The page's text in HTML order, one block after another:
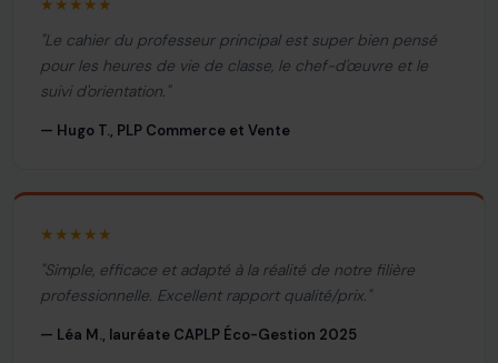
★★★★★
"Le cahier du professeur principal est super bien pensé
pour les heures de vie de classe, le chef-d'œuvre et le
suivi d'orientation."
— Hugo T., PLP Commerce et Vente
★★★★★
"Simple, efficace et adapté à la réalité de notre filière
professionnelle. Excellent rapport qualité/prix."
— Léa M., lauréate CAPLP Éco-Gestion 2025